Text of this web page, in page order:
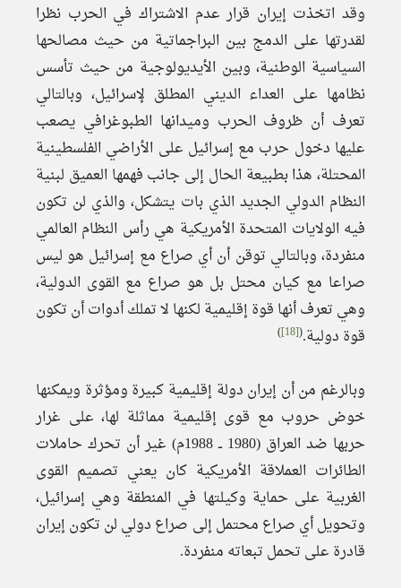
وقد اتخذت إيران قرار عدم الاشتراك في الحرب نظرا
لقدرتها على الدمج بين البراجماتية من حيث مصالحها
السياسية الوطنية، وبين الأيديولوجية من حيث تأسس
نظامها على العداء الديني المطلق لإسرائيل، وبالتالي
تعرف أن ظروف الحرب وميدانها الطبوغرافي يصعب
عليها دخول حرب مع إسرائيل على الأراضي الفلسطينية
المحتلة، هذا بطبيعة الحال إلى جانب فهمها العميق لبنية
النظام الدولي الجديد الذي بات يتشكل، والذي لن تكون
فيه الولايات المتحدة الأمريكية هي رأس النظام العالمي
منفردة، وبالتالي توقن أن أي صراع مع إسرائيل هو ليس
صراعا مع كيان محتل بل هو صراع مع القوى الدولية،
وهي تعرف أنها قوة إقليمية لكنها لا تملك أدوات أن تكون
قوة دولية.(
[18]
)
وبالرغم من أن إيران دولة إقليمية كبيرة ومؤثرة ويمكنها
خوض حروب مع قوى إقليمية مماثلة لها، على غرار
حربها ضد العراق (1980 ــ 1988م) غير أن تحرك حاملات
الطائرات العملاقة الأمريكية كان يعني تصميم القوى
الغربية على حماية وكيلتها في المنطقة وهي إسرائيل،
وتحويل أي صراع محتمل إلى صراع دولي لن تكون إيران
قادرة على تحمل تبعاته منفردة.